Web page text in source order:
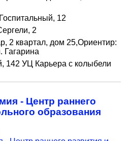
12
2
2 квартал, дом 25,Ориентир:
Гагарина
142 УЦ Карьера с колыбели
- Центр раннего
образования